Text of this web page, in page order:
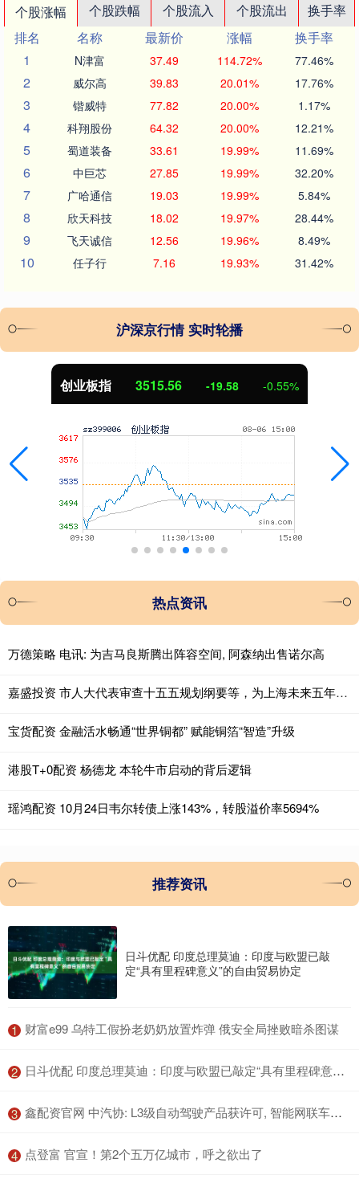
个股涨幅 个股跌幅 个股流入 个股流出
换手率
排名
名称 最新价 涨幅
换手率
1
N津富 37.49 114.72% 77.46%
2 威尔高 39.83 20.01% 17.76%
3 锴威特 77.82 20.00% 1.17%
4 科翔股份 64.32 20.00% 12.21%
5 蜀道装备 33.61 19.99% 11.69%
6 中巨芯 27.85 19.99% 32.20%
7 广哈通信 19.03 19.99% 5.84%
8 欣天科技 18.02 19.97% 28.44%
9 飞天诚信 12.56 19.96% 8.49%
10 任子行 7.16 19.93% 31.42%
沪深京行情 实时轮播
创业板指 3515.56 -19.58 -0.55%
热点资讯
万德策略 电讯: 为吉马良斯腾出阵容空间, 阿森纳出售诺尔高
嘉盛投资 市人大代表审查十五五规划纲要等，为上海未来五年发展出谋划策
宝货配资 金融活水畅通“世界铜都” 赋能铜箔“智造”升级
港股T+0配资 杨德龙 本轮牛市启动的背后逻辑
瑶鸿配资 10月24日韦尔转债上涨143%，转股溢价率5694%
推荐资讯
日斗优配 印度总理莫迪：印度与欧盟已敲
定“具有里程碑意义”的自由贸易协定
1 ​财富e99 乌特工假扮老奶奶放置炸弹 俄安全局挫败暗杀图谋
2 ​日斗优配 印度总理莫迪：印度与欧盟已敲定“具有里程碑意义”的自由贸易协定
3 ​鑫配资官网 中汽协: L3级自动驾驶产品获许可, 智能网联车迈入量产应用新阶段
4 ​点登富 官宣！第2个五万亿城市，呼之欲出了